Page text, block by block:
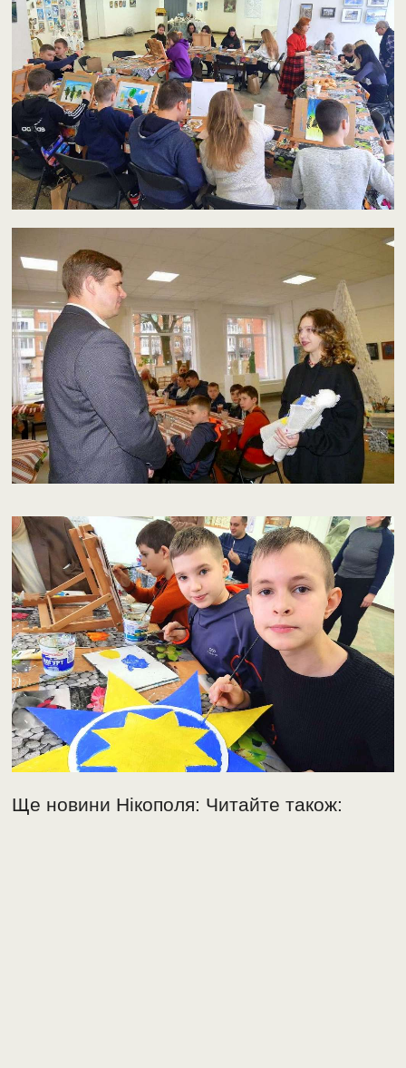
Ще новини Нікополя: Читайте також: